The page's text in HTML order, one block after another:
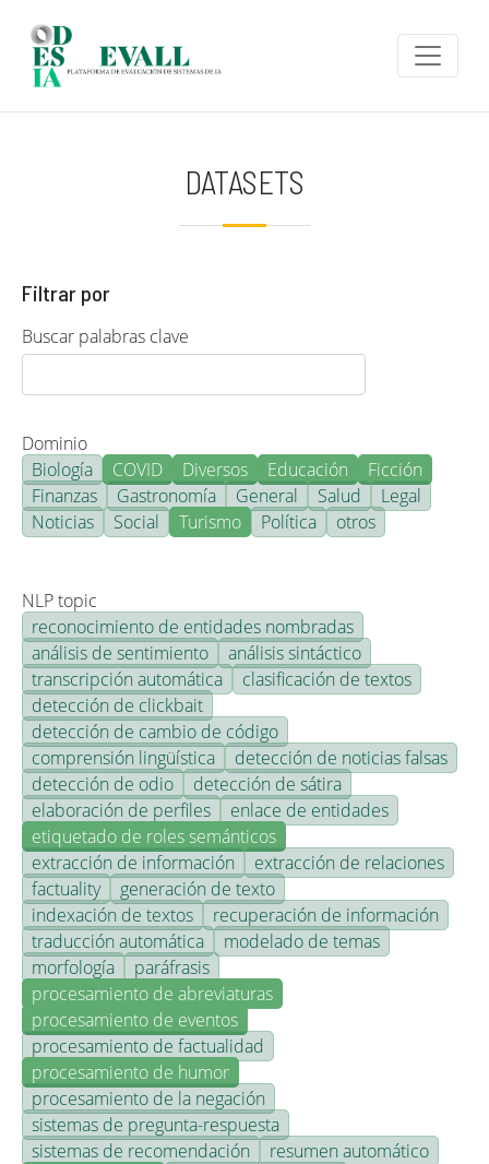
DATASETS
Filtrar por
Buscar palabras clave
Dominio
Biología
COVID Diversos Educación
Ficción
Finanzas
Gastronomía General Salud
Legal
Noticias
Social Turismo Política otros
NLP topic
reconocimiento de entidades nombradas
análisis de sentimiento
análisis sintáctico
transcripción automática
clasificación de textos
detección de clickbait
detección de cambio de código
comprensión lingüística
detección de noticias falsas
detección de odio
detección de sátira
elaboración de perfiles
enlace de entidades
etiquetado de roles semánticos
extracción de información
extracción de relaciones
factuality
generación de texto
indexación de textos
recuperación de información
traducción automática
modelado de temas
morfología
paráfrasis
procesamiento de abreviaturas
procesamiento de eventos
procesamiento de factualidad
procesamiento de humor
procesamiento de la negación
sistemas de pregunta-respuesta
sistemas de recomendación
resumen automático